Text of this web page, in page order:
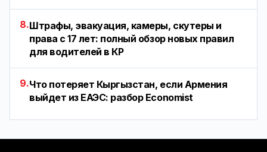
8.Штрафы, эвакуация, камеры, скутеры и
права с 17 лет: полный обзор новых правил
для водителей в КР
9.Что потеряет Кыргызстан, если Армения
выйдет из ЕАЭС: разбор Economist